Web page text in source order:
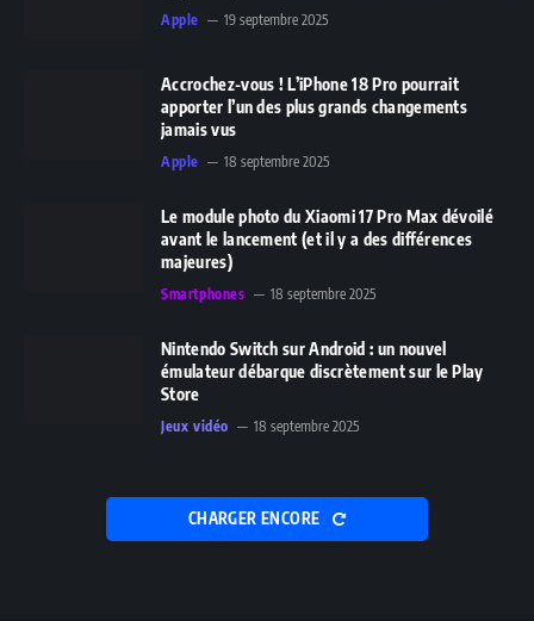
Apple 19 septembre 2025
Accrochez-vous ! L’iPhone 18 Pro pourrait
apporter l’un des plus grands changements
jamais vus
Apple 18 septembre 2025
Le module photo du Xiaomi 17 Pro Max dévoilé
avant le lancement (et il y a des différences
majeures)
Smartphones 18 septembre 2025
Nintendo Switch sur Android : un nouvel
émulateur débarque discrètement sur le Play
Store
Jeux vidéo 18 septembre 2025
CHARGER ENCORE